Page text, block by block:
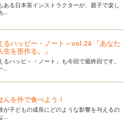
本好きになる理由 その４（最終
てお伝えしてきた、「どうしてベビ
本（本）好…
本好きになる理由 その３
ート調査の結果から、どうしてな
思います。 …
本好きになる理由 その２
ート調査の結果から、どうしてな
思います。 …
ある日本茶インストラクターが、親子で楽し
…
るハッピー・ノート～vol.24 「あなた
を形作る。」
るハッピ－・ノート」も今回で最終回です。
…
んを外で食べよう！
が子どもの成長にどのような影響を与えるの
…